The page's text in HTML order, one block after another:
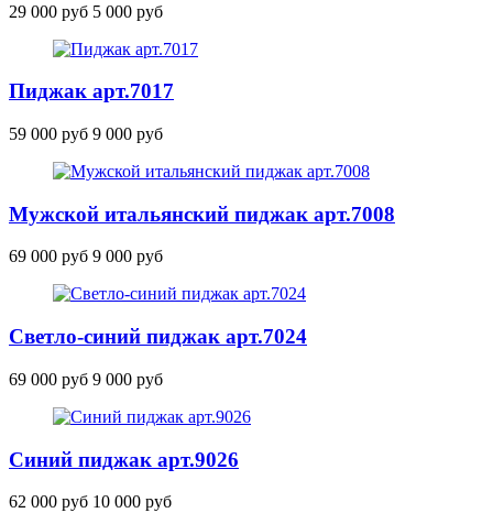
29 000 руб 5 000 руб
Пиджак арт.7017
59 000 руб 9 000 руб
Мужской итальянский пиджак арт.7008
69 000 руб 9 000 руб
Светло-синий пиджак арт.7024
69 000 руб 9 000 руб
Синий пиджак арт.9026
62 000 руб 10 000 руб